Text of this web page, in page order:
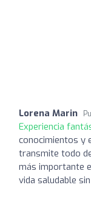
Lorena Marin
Experiencia
conocimientos y
transmite todo
más importante
vida saludable